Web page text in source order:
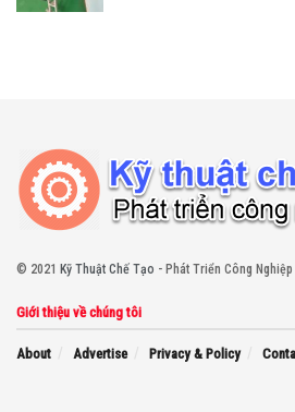
© 2021 Kỹ Thuật Chế Tạo - Phát Triển Công Nghiệp
Giới thiệu về chúng tôi
About Advertise Privacy & Policy